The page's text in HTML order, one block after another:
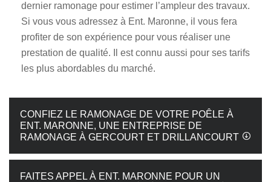
dernier ramonage pour estimer l’ampleur des travaux.
Si vous vous adressez à Ent. Maronne, il vous fera
profiter de son expérience pour vous réaliser une
prestation de qualité. Il est connu aussi pour ses tarifs
les plus abordables du marché.
CONFIEZ LE RAMONAGE DE VOTRE POÊLE À
ENT. MARONNE, UNE ENTREPRISE DE
RAMONAGE À GERCOURT ET DRILLANCOURT
FAITES APPEL À ENT. MARONNE POUR UN